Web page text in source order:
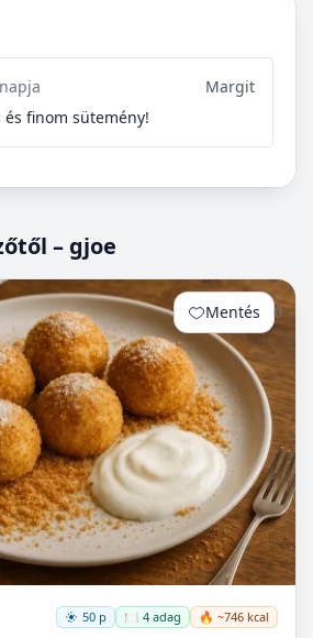
Margit
finom sütemény!
– gjoe
Mentés 0
50 p 🍽️ 4 adag 🔥 ~746 kcal